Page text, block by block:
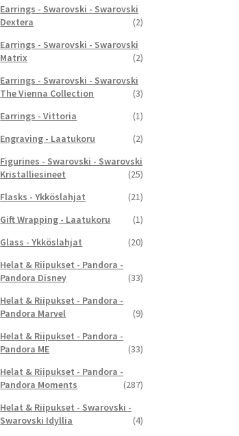
Earrings - Swarovski - Swarovski
Dextera
(2)
Earrings - Swarovski - Swarovski
Matrix
(2)
Earrings - Swarovski - Swarovski
The Vienna Collection
(3)
Earrings - Vittoria
(1)
Engraving - Laatukoru
(2)
Figurines - Swarovski - Swarovski
Kristalliesineet
(25)
Flasks - Ykköslahjat
(21)
Gift Wrapping - Laatukoru
(1)
Glass - Ykköslahjat
(20)
Helat & Riipukset - Pandora -
Pandora Disney
(33)
Helat & Riipukset - Pandora -
Pandora Marvel
(9)
Helat & Riipukset - Pandora -
Pandora ME
(33)
Helat & Riipukset - Pandora -
Pandora Moments
(287)
Helat & Riipukset - Swarovski -
Swarovski Idyllia
(4)